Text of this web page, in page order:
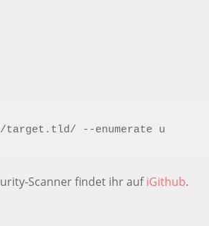
target.tld/ --enumerate u
Scanner findet ihr aufiGithub.